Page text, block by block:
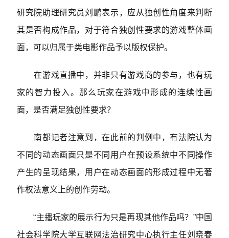
研究院助理研究员刘鹏表示，应从独创性角度来判断
其是否构成作品，对于符合独创性要求的游戏整体画
面，可以归属于类电影作品予以版权保护。
在游戏直播中，并非只有游戏商的参与，也有玩
家的智力投入。那么玩家在游戏中形成的连续性画
面，是否满足独创性要求？
南都记者注意到，在此前的判例中，有法院认为
不同的动态画面只是不同用户在预设系统中不同操作
产生的呈现结果，用户在动态画面的形成过程中无著
作权法意义上的创作劳动。
“主播玩家的展示行为只是再现其他作品吗？”中国
社会科学院大学互联网法治研究中心执行主任刘晓春